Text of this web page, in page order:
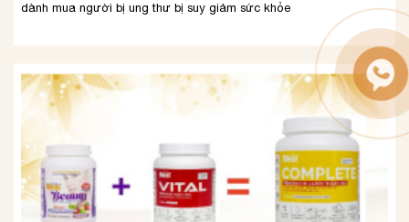
dành mua người bị ung thư bị suy giảm sức khỏe